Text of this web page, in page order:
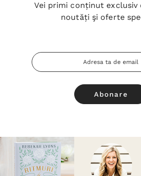
Vei primi conținut exclusiv
noutăți şi oferte
Adresa
Email